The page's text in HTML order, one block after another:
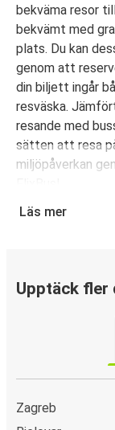
bekväma resor
bekvämt med
plats. Du kan
genom att
din biljett ingår
resväska.
resande med
sätten att resa
miljöpåverkan
Boka din
några få klick.
kort, Swish,
Läs mer
Upptäck fler
Zagreb